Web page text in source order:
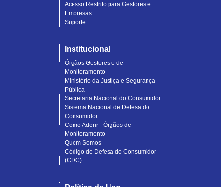
Acesso Restrito para Gestores e
Empresas
Suporte
Institucional
Órgãos Gestores e de
Monitoramento
Ministério da Justiça e Segurança
Pública
Secretaria Nacional do Consumidor
Sistema Nacional de Defesa do
Consumidor
Como Aderir - Órgãos de
Monitoramento
Quem Somos
Código de Defesa do Consumidor
(CDC)